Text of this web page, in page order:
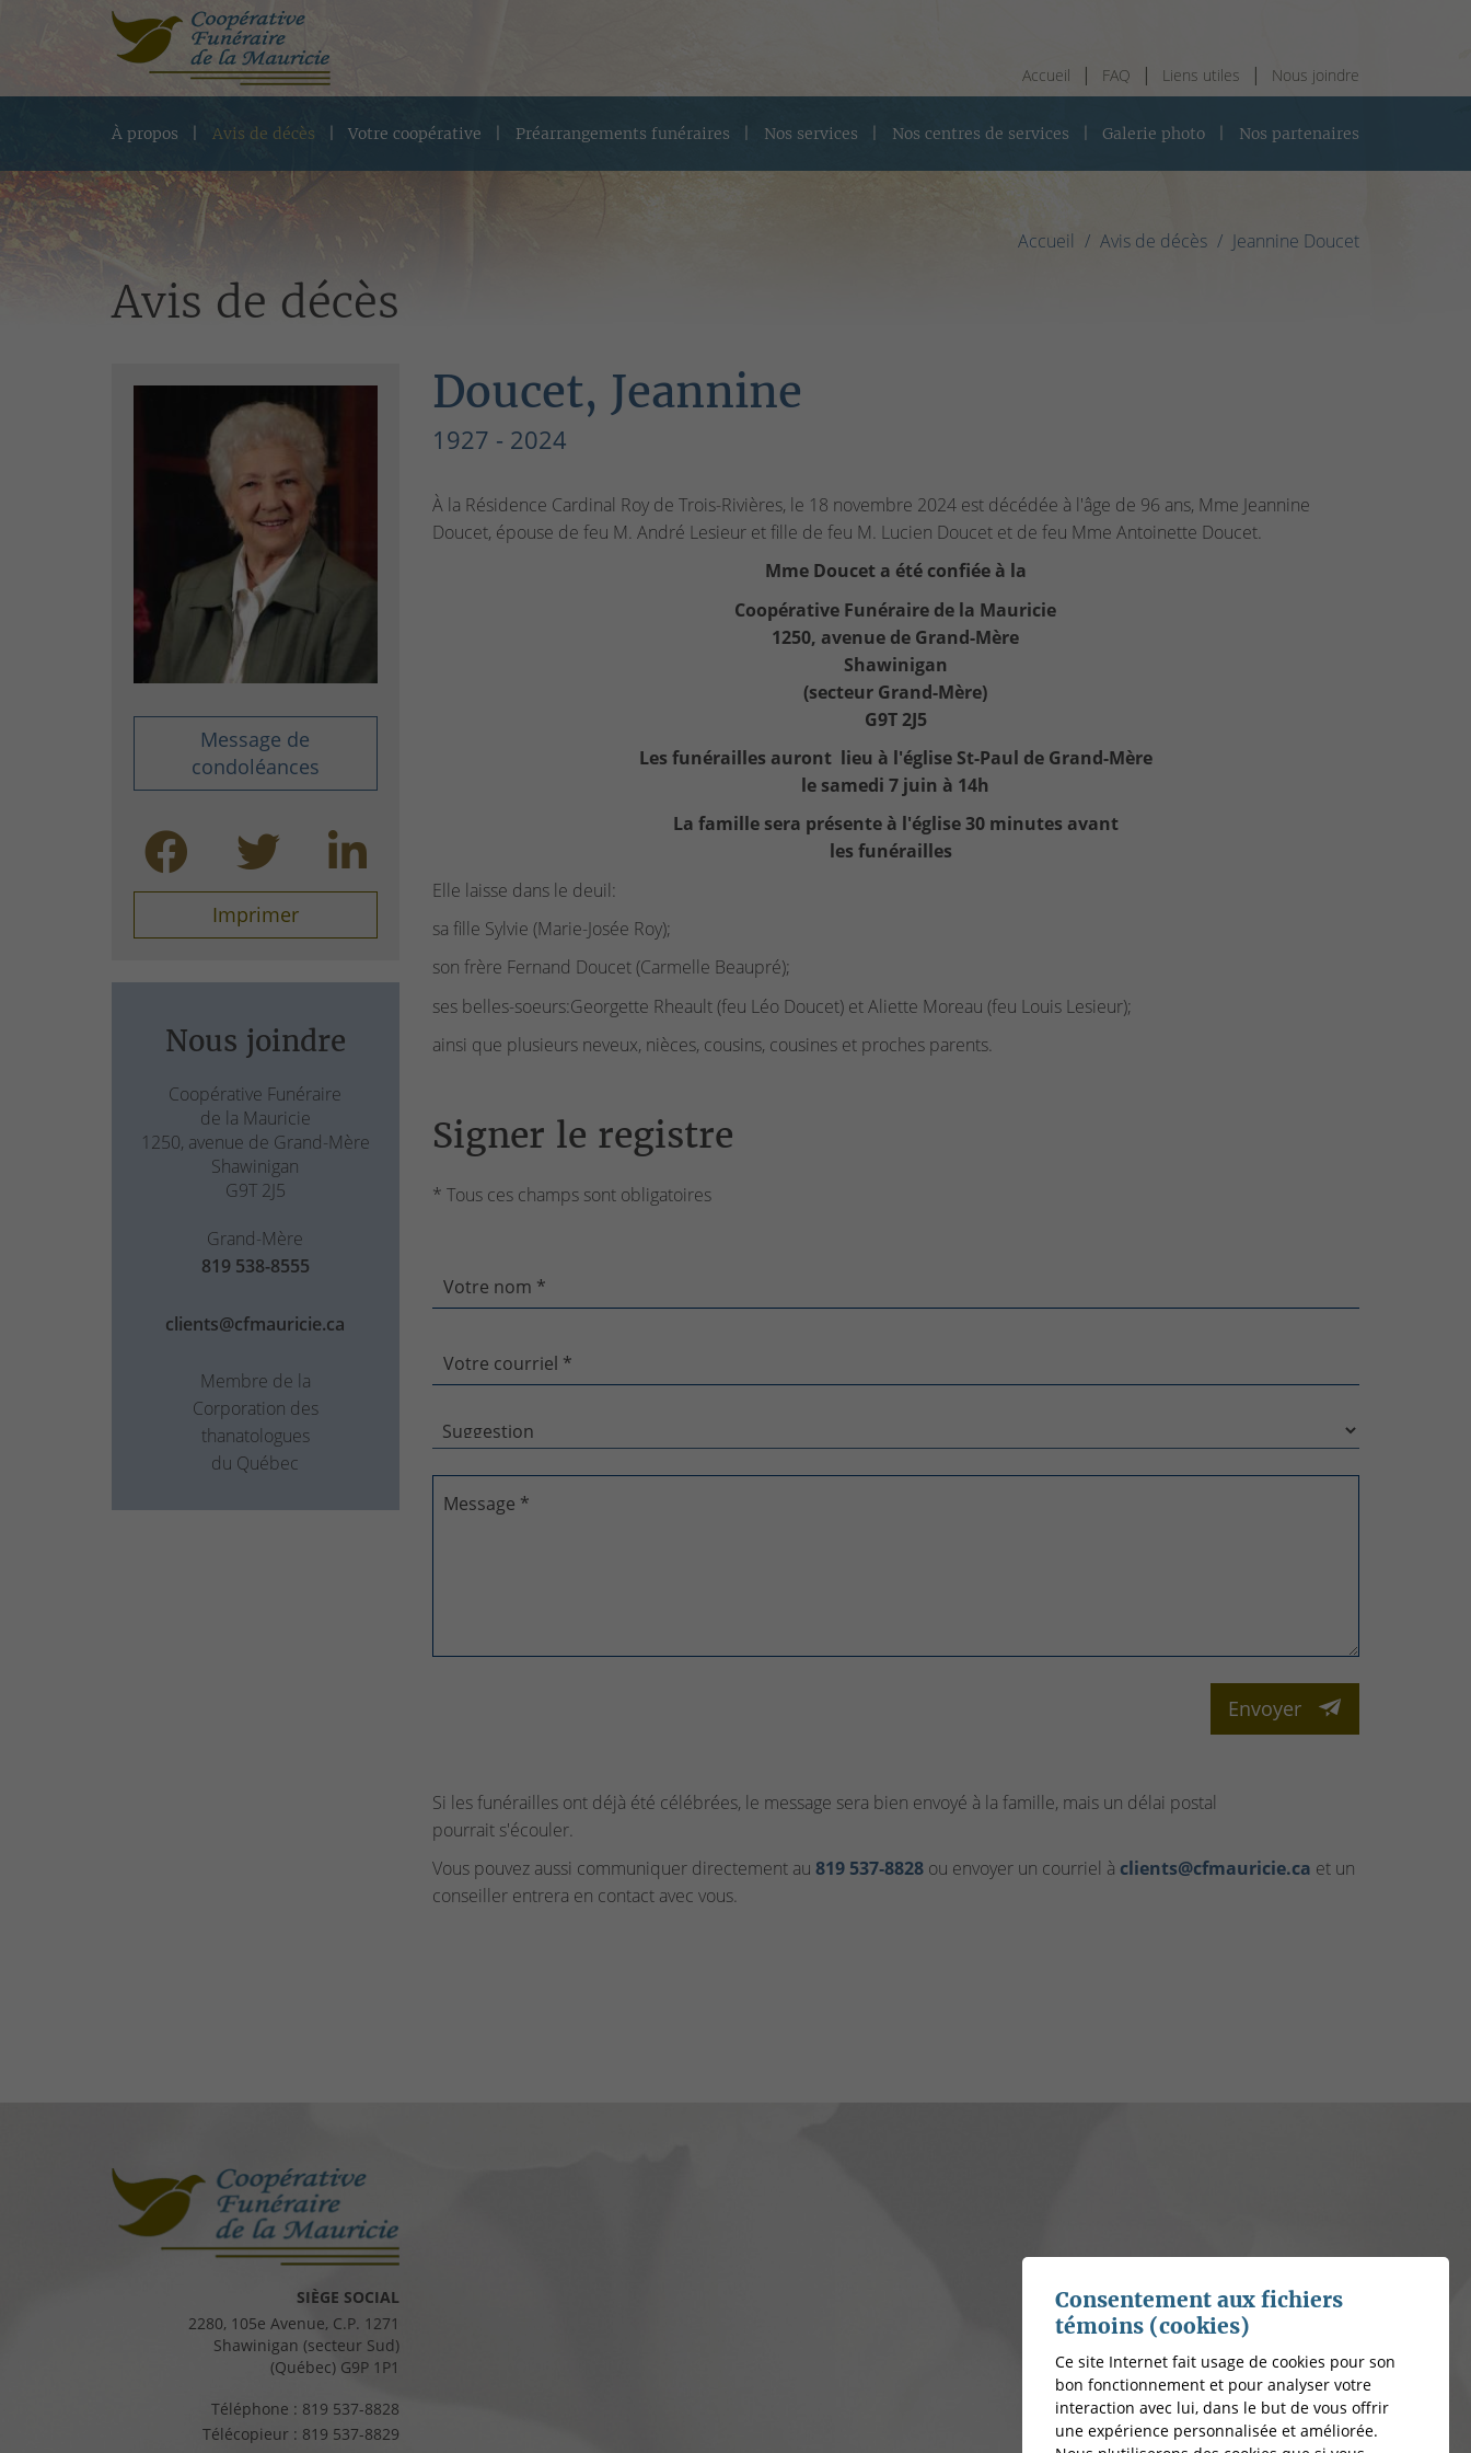
Accueil FAQ Liens utiles Nous joindre
À propos Avis de décès Votre coopérative Préarrangements funéraires Nos services Nos centres de services Galerie photo Nos partenaires
Accueil Avis de décès Jeannine Doucet
Avis de décès
Message de
condoléances
Imprimer
Nous joindre
Coopérative Funéraire
de la Mauricie
1250, avenue de Grand-Mère
Shawinigan
G9T 2J5
Grand-Mère
819 538-8555
clients@cfmauricie.ca
Membre de la
Corporation des
thanatologues
du Québec
Doucet, Jeannine
1927 - 2024
À la Résidence Cardinal Roy de Trois-Rivières, le 18 novembre 2024 est décédée à l'âge de 96 ans, Mme Jeannine
Doucet, épouse de feu M. André Lesieur et fille de feu M. Lucien Doucet et de feu Mme Antoinette Doucet.
Mme Doucet a été confiée à la
Coopérative Funéraire de la Mauricie
1250, avenue de Grand-Mère
Shawinigan
(secteur Grand-Mère)
G9T 2J5
Les funérailles auront lieu à l'église St-Paul de Grand-Mère
le samedi 7 juin à 14h
La famille sera présente à l'église 30 minutes avant
les funérailles
Elle laisse dans le deuil:
sa fille Sylvie (Marie-Josée Roy);
son frère Fernand Doucet (Carmelle Beaupré);
ses belles-soeurs:Georgette Rheault (feu Léo Doucet) et Aliette Moreau (feu Louis Lesieur);
ainsi que plusieurs neveux, nièces, cousins, cousines et proches parents.
Signer le registre
* Tous ces champs sont obligatoires
Votre nom *
Votre courriel *
Message *
Envoyer
Si les funérailles ont déjà été célébrées, le message sera bien envoyé à la famille, mais un délai postal
pourrait s'écouler.
Vous pouvez aussi communiquer directement au 819 537‑8828ou envoyer un courriel à clients@cfmauricie.ca et un
conseiller entrera en contact avec vous.
SIÈGE SOCIAL
2280, 105e Avenue, C.P. 1271
Shawinigan (secteur Sud)
(Québec) G9P 1P1
Téléphone : 819 537-8828
Télécopieur : 819 537-8829
Consentement aux fichiers
témoins (cookies)
Ce site Internet fait usage de cookies pour son
bon fonctionnement et pour analyser votre
interaction avec lui, dans le but de vous offrir
une expérience personnalisée et améliorée.